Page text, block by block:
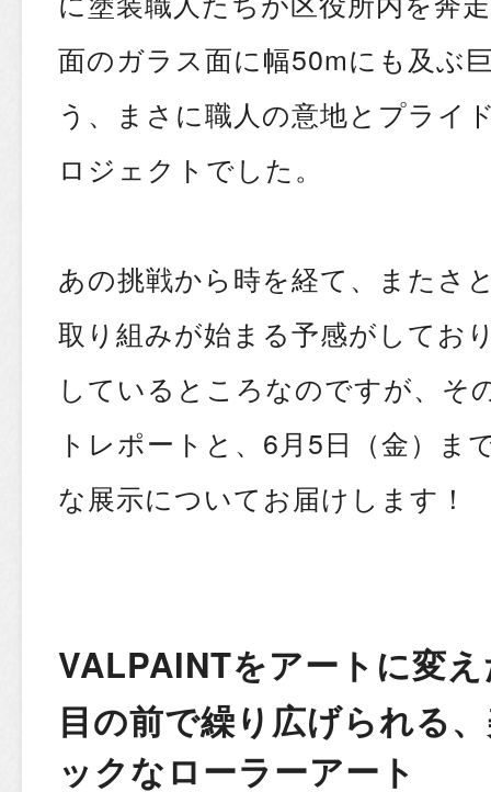
面のガラス面に幅50mにも及ぶ
う、まさに職人の意地とプライ
ロジェクトでした。
あの挑戦から時を経て、またさ
取り組みが始まる予感がしてお
しているところなのですが、そ
トレポートと、6月5日（金）ま
な展示についてお届けします！
VALPAINTをアートに変
目の前で繰り広げられる
ックなローラーアート